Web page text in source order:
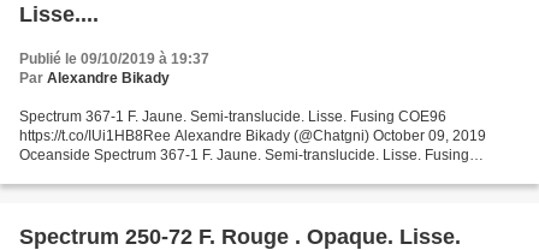
Lisse....
Publié le 09/10/2019 à 19:37
Par Alexandre Bikady
Spectrum 367-1 F. Jaune. Semi-translucide. Lisse. Fusing COE96
https://t.co/IUi1HB8Ree Alexandre Bikady (@Chatgni) October 09, 2019
Oceanside Spectrum 367-1 F. Jaune. Semi-translucide. Lisse. Fusing
Spectrum 250-72 F. Rouge . Opaque. Lisse.